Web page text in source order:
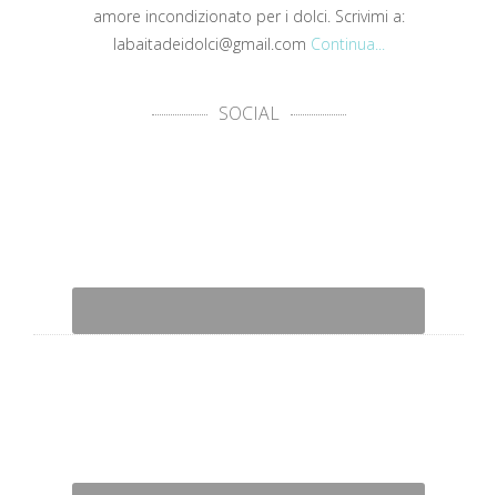
amore incondizionato per i dolci. Scrivimi a:
labaitadeidolci@gmail.com Continua...
SOCIAL